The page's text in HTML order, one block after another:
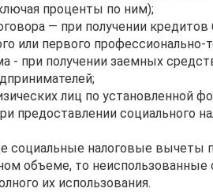
проценты по ним);
— при получении
или первого профессионально-
- при получении заемных
лиц по
предоставлении социального
социальные налоговые вычеты
объеме, то
их использования.